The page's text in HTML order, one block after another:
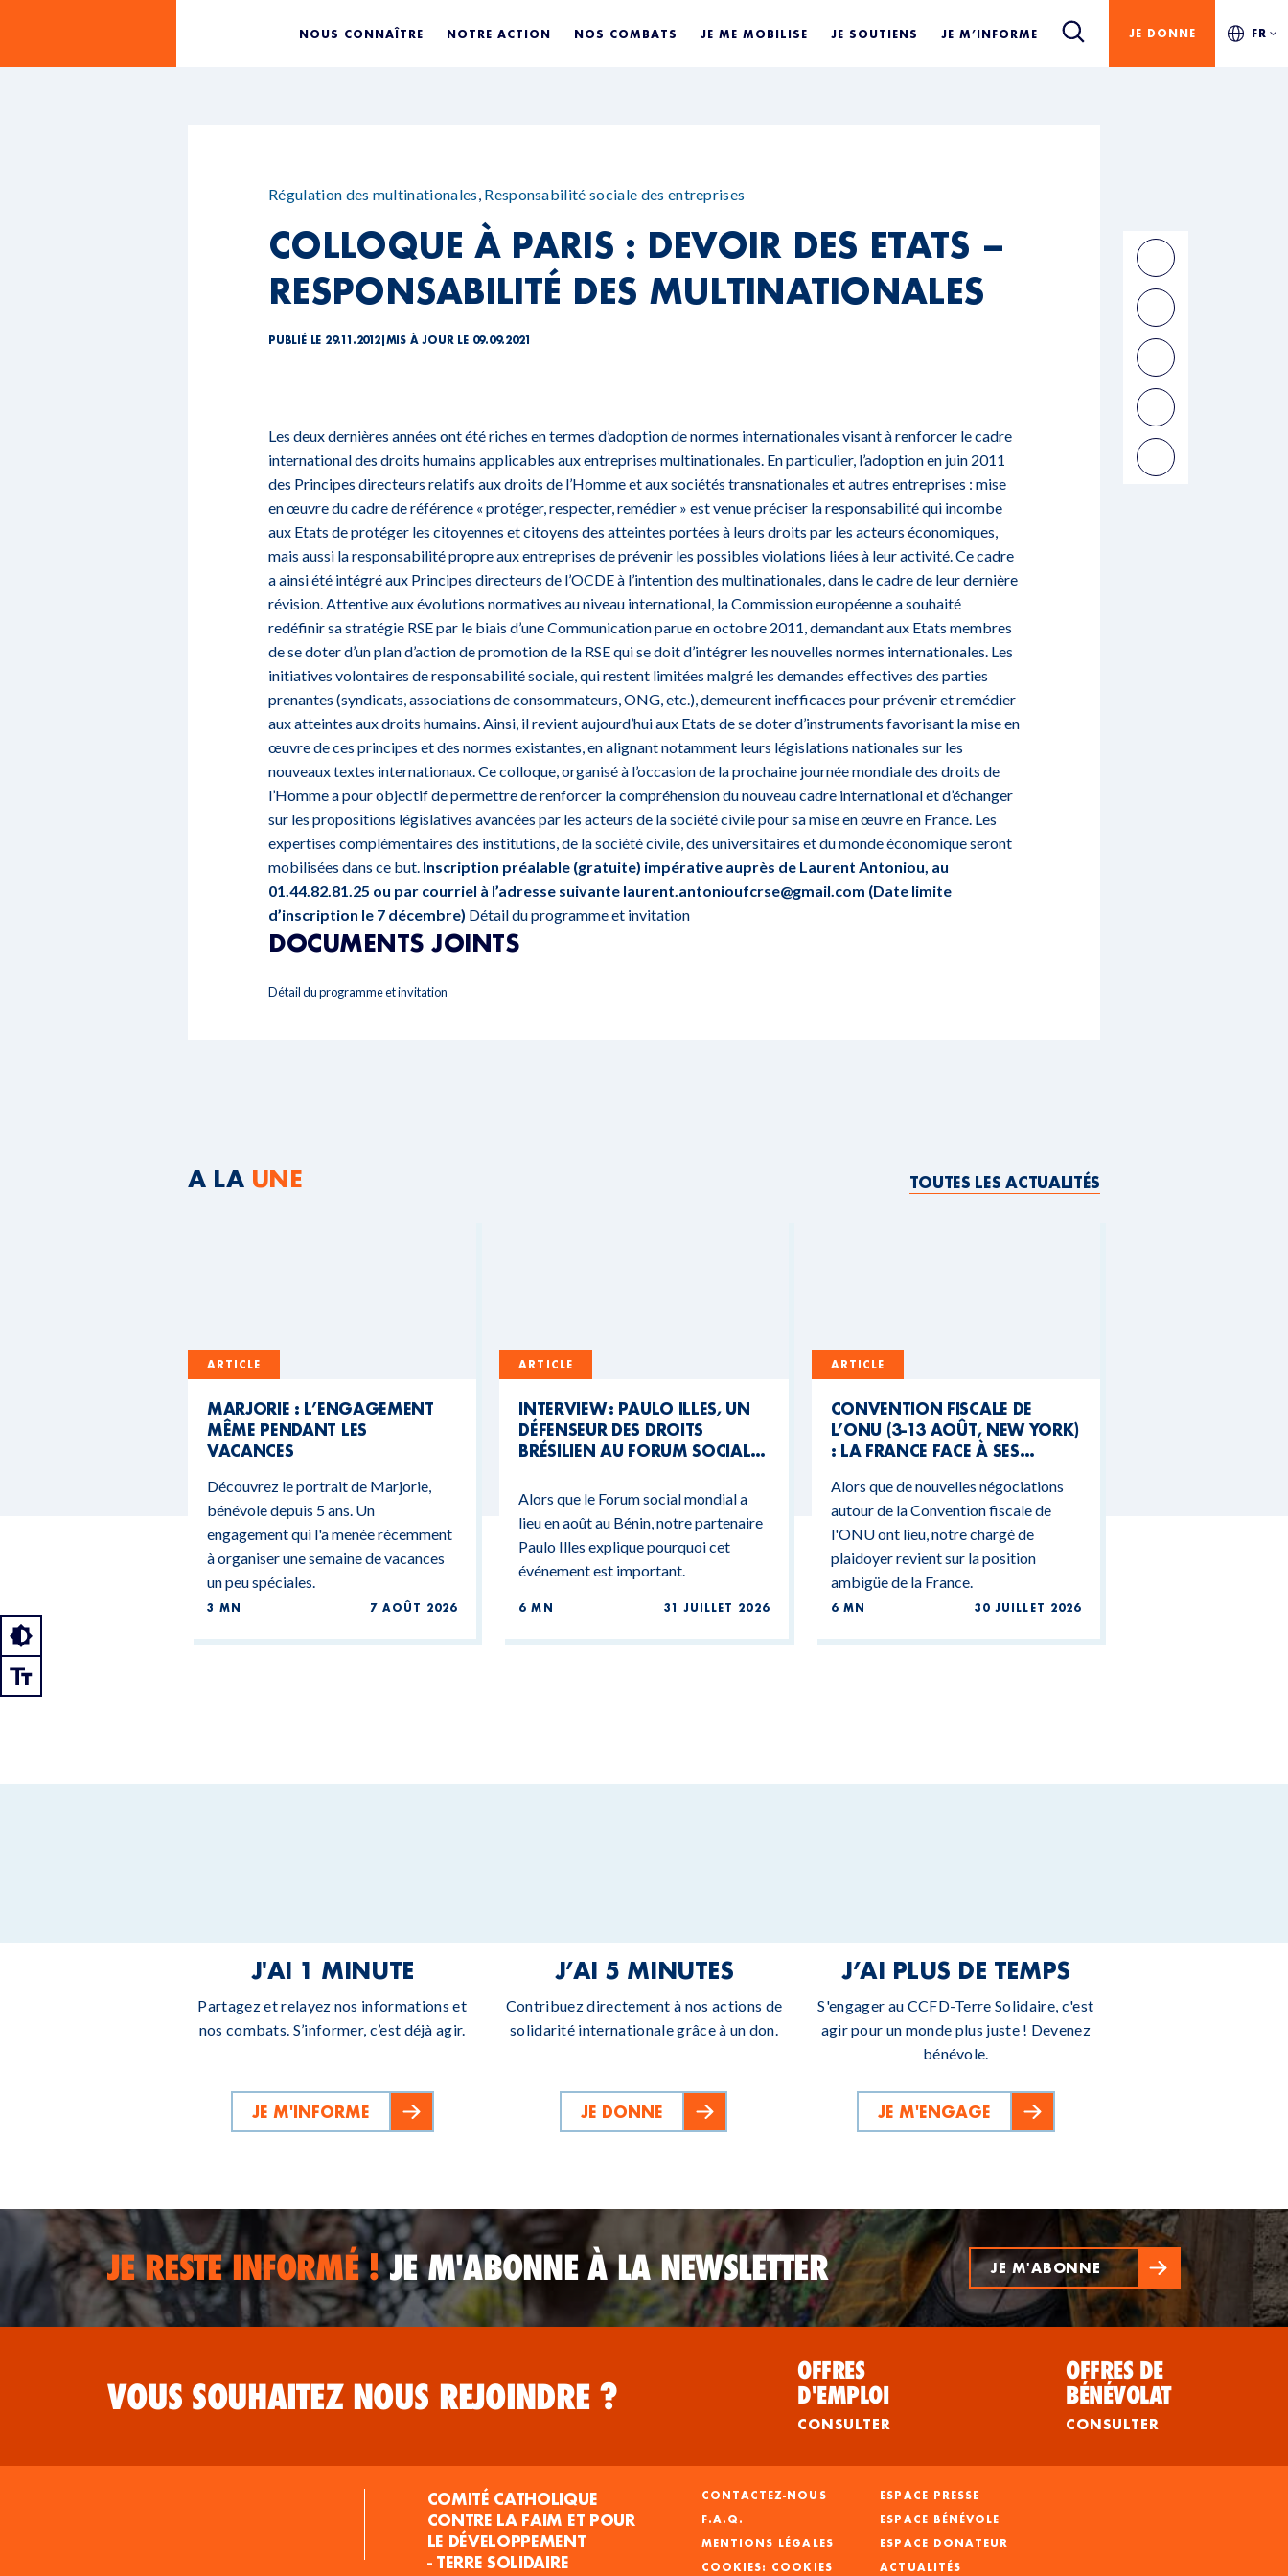
NOUS CONNAÎTRE NOTRE ACTION NOS COMBATS JE ME MOBILISE JE SOUTIENS JE M’INFORME JE DONNE FR
Régulation des multinationales, Responsabilité sociale des entreprises
COLLOQUE À PARIS : DEVOIR DES ETATS –
RESPONSABILITÉ DES MULTINATIONALES
PUBLIÉ LE 29.11.2012| MIS À JOUR LE 09.09.2021
Les deux dernières années ont été riches en termes d’adoption de normes internationales visant à renforcer le cadre
international des droits humains applicables aux entreprises multinationales. En particulier, l’adoption en juin 2011
des Principes directeurs relatifs aux droits de l’Homme et aux sociétés transnationales et autres entreprises : mise
en œuvre du cadre de référence « protéger, respecter, remédier » est venue préciser la responsabilité qui incombe
aux Etats de protéger les citoyennes et citoyens des atteintes portées à leurs droits par les acteurs économiques,
mais aussi la responsabilité propre aux entreprises de prévenir les possibles violations liées à leur activité. Ce cadre
a ainsi été intégré aux Principes directeurs de l’OCDE à l’intention des multinationales, dans le cadre de leur dernière
révision. Attentive aux évolutions normatives au niveau international, la Commission européenne a souhaité
redéfinir sa stratégie RSE par le biais d’une Communication parue en octobre 2011, demandant aux Etats membres
de se doter d’un plan d’action de promotion de la RSE qui se doit d’intégrer les nouvelles normes internationales. Les
initiatives volontaires de responsabilité sociale, qui restent limitées malgré les demandes effectives des parties
prenantes (syndicats, associations de consommateurs, ONG, etc.), demeurent inefficaces pour prévenir et remédier
aux atteintes aux droits humains. Ainsi, il revient aujourd’hui aux Etats de se doter d’instruments favorisant la mise en
œuvre de ces principes et des normes existantes, en alignant notamment leurs législations nationales sur les
nouveaux textes internationaux. Ce colloque, organisé à l’occasion de la prochaine journée mondiale des droits de
l’Homme a pour objectif de permettre de renforcer la compréhension du nouveau cadre international et d’échanger
sur les propositions législatives avancées par les acteurs de la société civile pour sa mise en œuvre en France. Les
expertises complémentaires des institutions, de la société civile, des universitaires et du monde économique seront
mobilisées dans ce but. Inscription préalable (gratuite) impérative auprès de Laurent Antoniou, au
01.44.82.81.25 ou par courriel à l’adresse suivante laurent.antonioufcrse@gmail.com (Date limite
d’inscription le 7 décembre) Détail du programme et invitation
DOCUMENTS JOINTS
Détail du programme et invitation
A LA UNE TOUTES LES ACTUALITÉS
ARTICLE
MARJORIE : L’ENGAGEMENT
MÊME PENDANT LES
VACANCES
Découvrez le portrait de Marjorie,
bénévole depuis 5 ans. Un
engagement qui l'a menée récemment
à organiser une semaine de vacances
un peu spéciales.
3 MN 7 AOÛT 2026
ARTICLE
INTERVIEW : PAULO ILLES, UN
DÉFENSEUR DES DROITS
BRÉSILIEN AU FORUM SOCIAL
Alors que le Forum social mondial a
lieu en août au Bénin, notre partenaire
Paulo Illes explique pourquoi cet
événement est important.
6 MN 31 JUILLET 2026
ARTICLE
CONVENTION FISCALE DE
L’ONU (3-13 AOÛT, NEW YORK)
: LA FRANCE FACE À SES
BUDGÉTAIRES
Alors que de nouvelles négociations
autour de la Convention fiscale de
l'ONU ont lieu, notre chargé de
plaidoyer revient sur la position
ambigüe de la France.
6 MN 30 JUILLET 2026
J'AI 1 MINUTE
Partagez et relayez nos informations et
nos combats. S’informer, c’est déjà agir.
JE M'INFORME
J’AI 5 MINUTES
Contribuez directement à nos actions de
solidarité internationale grâce à un don.
JE DONNE
J’AI PLUS DE TEMPS
S'engager au CCFD-Terre Solidaire, c'est
agir pour un monde plus juste ! Devenez
bénévole.
JE M'ENGAGE
JE RESTE INFORMÉ !JE M'ABONNE À LA NEWSLETTER JE M'ABONNE
VOUS SOUHAITEZ NOUS REJOINDRE ?
OFFRES
D'EMPLOI
CONSULTER
OFFRES DE
BÉNÉVOLAT
CONSULTER
COMITÉ CATHOLIQUE
CONTRE LA FAIM ET POUR
LE DÉVELOPPEMENT
- TERRE SOLIDAIRE
CONTACTEZ-NOUS
F.A.Q.
MENTIONS LÉGALES
COOKIES
ESPACE PRESSE
ESPACE BÉNÉVOLE
ESPACE DONATEUR
ACTUALITÉS